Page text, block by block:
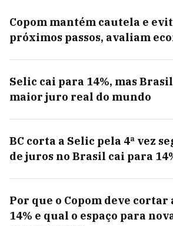
Copom mantém cautela e
próximos passos, avaliam
Selic cai para 14%, mas
maior juro real do mundo
BC corta a Selic pela 4ª vez
de juros no Brasil cai para
Por que o Copom deve cortar
14% e qual o espaço para